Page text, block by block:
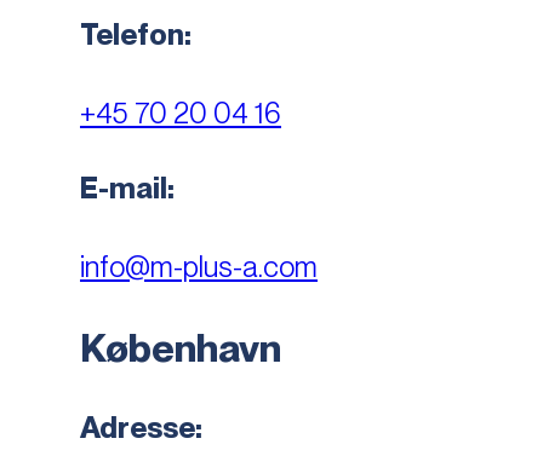
Telefon:
+45 70 20 04 16
E-mail:
info@m-plus-a.com
København
Adresse: